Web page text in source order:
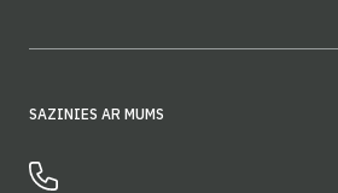
SAZINIES AR MUMS